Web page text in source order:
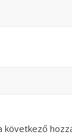
következő